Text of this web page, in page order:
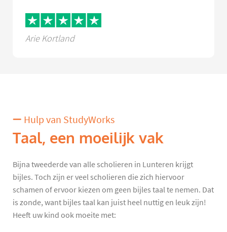
Arie Kortland
Hulp van StudyWorks
Taal, een moeilijk vak
Bijna tweederde van alle scholieren in Lunteren krijgt
bijles. Toch zijn er veel scholieren die zich hiervoor
schamen of ervoor kiezen om geen bijles taal te nemen. Dat
is zonde, want bijles taal kan juist heel nuttig en leuk zijn!
Heeft uw kind ook moeite met: